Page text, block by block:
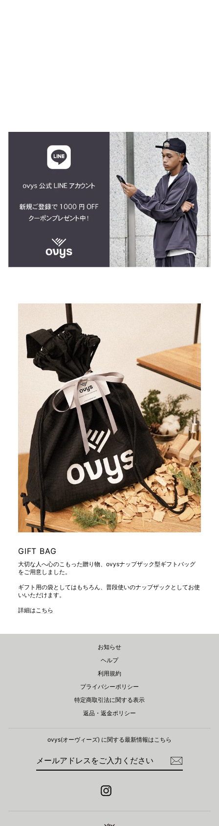
GIFT BAG
大切な人へ心のこもった贈り物、ovysナップザック型ギフトバッグ
をご用意しました。
ギフト用の袋としてはもちろん、普段使いのナップザックとしてお使
いいただけます。
詳細はこちら
お知らせ
ヘルプ
利用規約
プライバシーポリシー
特定商取引法に関する表示
返品・返金ポリシー
ovys(オーヴィーズ) に関する​最新情報はこちら
を
Instagram